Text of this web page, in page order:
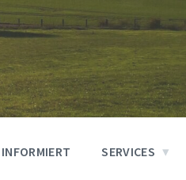
SERVICES